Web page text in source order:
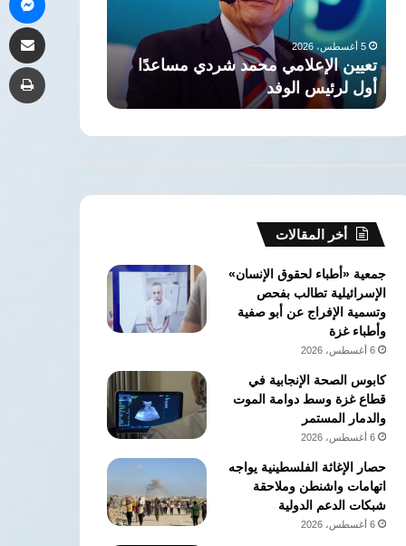
لتفجير
الأوضاع
بالمنطقة
5 أغسطس، 2026
مصر: انتهاكات إسرائيل بالقدس ستؤدي
لتفجير الأوضاع بالمنطقة
بدر عبد
إجراءات
المصري
أخر المقالات
جمعية «أطباء لحقوق الإنسان»
الإسرائيلية تطالب بفحص
وتسمية الإفراج عن أبو صفية
وأطباء غزة
6 أغسطس، 2026
كابوس الصحة الإنجابية في
قطاع غزة وسط دوامة الموت
والدمار المستمر
6 أغسطس، 2026
حصار الإغاثة الفلسطينية يواجه
اتهامات واشنطن وملاحقة
شبكات الدعم الدولية
6 أغسطس، 2026